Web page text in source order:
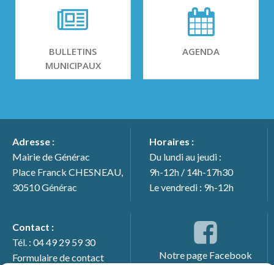
BULLETINS
MUNICIPAUX
AGENDA
Adresse :
Mairie de Générac
Place Franck CHESNEAU,
30510 Générac
Horaires :
Du lundi au jeudi :
9h-12h / 14h-17h30
Le vendredi : 9h-12h
Contact :
Tél. : 04 49 29 59 30
Formulaire de contact
Notre page Facebook